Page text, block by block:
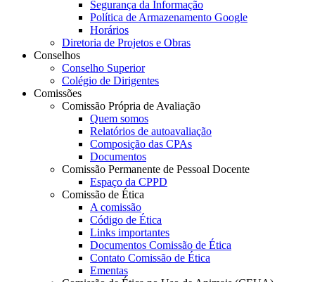
Segurança da Informação
Política de Armazenamento Google
Horários
Diretoria de Projetos e Obras
Conselhos
Conselho Superior
Colégio de Dirigentes
Comissões
Comissão Própria de Avaliação
Quem somos
Relatórios de autoavaliação
Composição das CPAs
Documentos
Comissão Permanente de Pessoal Docente
Espaço da CPPD
Comissão de Ética
A comissão
Código de Ética
Links importantes
Documentos Comissão de Ética
Contato Comissão de Ética
Ementas